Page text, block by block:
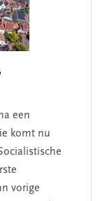
een
komt nu
vorige